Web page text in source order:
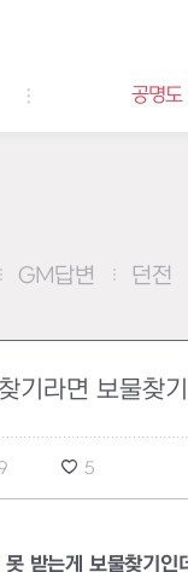
공명도 월
GM답변 던전
기라면 보물찾
5
받는게 보물찾기